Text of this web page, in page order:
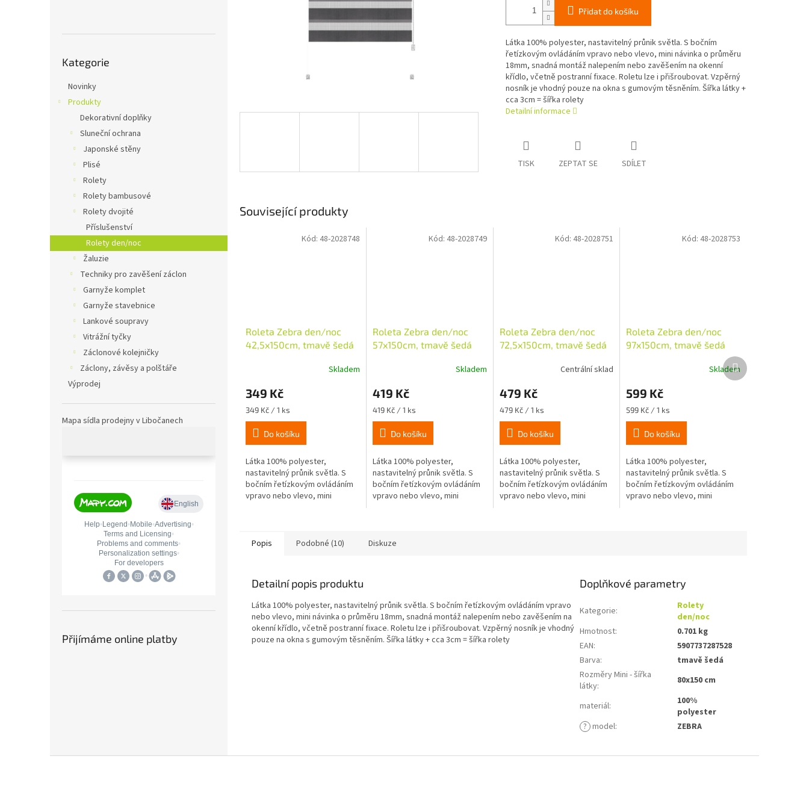
kategorie
Kategorie
Novinky
Produkty
Dekorativní doplňky
Sluneční ochrana
Japonské stěny
Plisé
Rolety
Rolety bambusové
Rolety dvojité
Příslušenství
Rolety den/noc
Žaluzie
Techniky pro zavěšení záclon
Garnyže komplet
Garnyže stavebnice
Lankové soupravy
Vitrážní tyčky
Záclonové kolejničky
Záclony, závěsy a polštáře
Výprodej
Mapa sídla prodejny v Libočanech
Přijímáme online platby
Přidat do košíku
Látka 100% polyester, nastavitelný průnik světla. S bočním
řetízkovým ovládáním vpravo nebo vlevo, mini návinka o průměru
18mm, snadná montáž nalepením nebo zavěšením na okenní
křídlo, včetně postranní fixace. Roletu lze i přišroubovat. Vzpěrný
nosník je vhodný pouze na okna s gumovým těsněním. Šířka látky +
cca 3cm = šířka rolety
Detailní informace
TISK ZEPTAT SE SDÍLET
Související produkty
Roleta Zebra den/noc
42,5x150cm, tmavě šedá
Skladem
349 Kč
Měrná
cena:
349 Kč / 1 ks
Do košíku
Látka 100% polyester,
nastavitelný průnik světla. S
bočním řetízkovým ovládáním
vpravo nebo vlevo, mini
Kód: 48-2028748
Roleta Zebra den/noc
57x150cm, tmavě šedá
Skladem
419 Kč
Měrná
cena:
419 Kč / 1 ks
Do košíku
Látka 100% polyester,
nastavitelný průnik světla. S
bočním řetízkovým ovládáním
vpravo nebo vlevo, mini
Kód: 48-2028749
Roleta Zebra den/noc
72,5x150cm, tmavě šedá
Centrální sklad
479 Kč
Měrná
cena:
479 Kč / 1 ks
Do košíku
Látka 100% polyester,
nastavitelný průnik světla. S
bočním řetízkovým ovládáním
vpravo nebo vlevo, mini
Kód: 48-2028751
Roleta Zebra den/noc
97x150cm, tmavě šedá
Skladem
599 Kč
Měrná
cena:
599 Kč / 1 ks
Do košíku
Látka 100% polyester,
nastavitelný průnik světla. S
bočním řetízkovým ovládáním
vpravo nebo vlevo, mini
Kód: 48-2028753
Další
produkt
Popis Podobné (10) Diskuze
Detailní popis produktu
Látka 100% polyester, nastavitelný průnik světla. S bočním řetízkovým ovládáním vpravo
nebo vlevo, mini návinka o průměru 18mm, snadná montáž nalepením nebo zavěšením na
okenní křídlo, včetně postranní fixace. Roletu lze i přišroubovat. Vzpěrný nosník je vhodný
pouze na okna s gumovým těsněním. Šířka látky + cca 3cm = šířka rolety
Doplňkové parametry
Kategorie:
Rolety
den/noc
Hmotnost:
0.701 kg
EAN:
5907737287528
Barva:
tmavě šedá
Rozměry Mini - šířka
látky: 80x150 cm
materiál:
100%
polyester
? model: ZEBRA